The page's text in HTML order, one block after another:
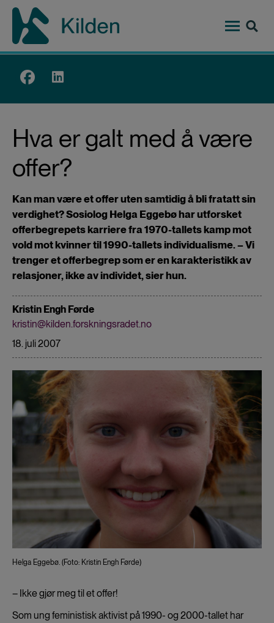
Hopp
hovedinnhold
Top
Hva er galt med å være
offer?
Kan man være et offer uten samtidig å bli fratatt sin
verdighet? Sosiolog Helga Eggebø har utforsket
offerbegrepets karriere fra 1970-tallets kamp mot
vold mot kvinner til 1990-tallets individualisme. – Vi
trenger et offerbegrep som er en karakteristikk av
relasjoner, ikke av individet, sier hun.
Kristin Engh Førde
kristin@kilden.forskningsradet.no
18. juli 2007
Helga Eggebø. (Foto: Kristin Engh Førde)
– Ikke gjør meg til et offer!
Som ung feministisk aktivist på 1990- og 2000-tallet har